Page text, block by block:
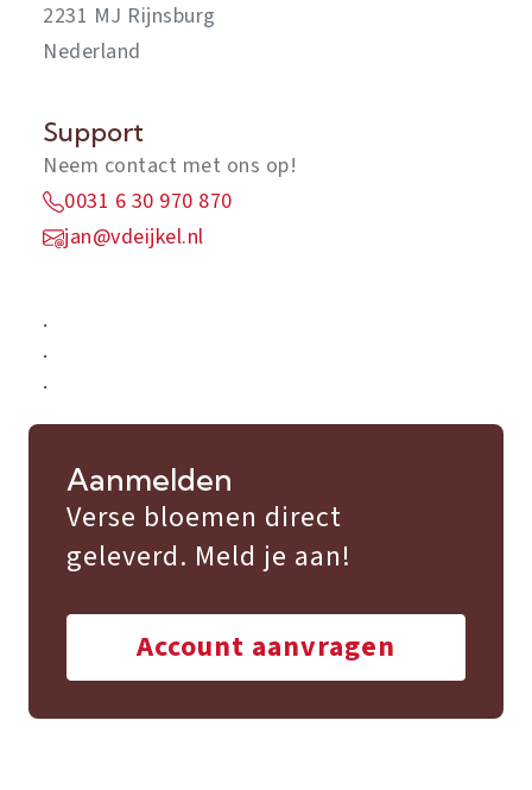
2231 MJ Rijnsburg
Nederland
Support
Neem contact met ons op!
0031 6 30 970 870
jan@vdeijkel.nl
.
.
.
Aanmelden
Verse bloemen direct
geleverd. Meld je aan!
Account aanvragen